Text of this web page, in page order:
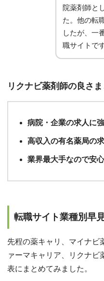
院薬剤師と
た。他の転
したが、一
職サイトです
リクナビ薬剤師の良さ
病院・企業の求人に
高収入の有名薬局の
業界最大手なので安
転職サイト業種別早
先程の薬キャリ、マイナビ
ァーマキャリア、リクナビ
表にまとめてみました。